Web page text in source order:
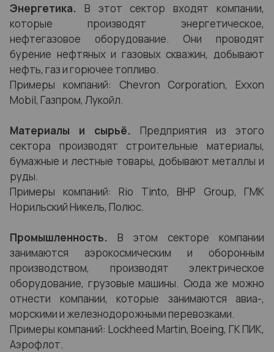
Энергетика. В этот сектор входят компании,
которые производят энергетическое,
нефтегазовое оборудование. Они проводят
бурение нефтяных и газовых скважин, добывают
нефть, газ и горючее топливо.
Примеры компаний: Chevron Corporation, Exxon
Mobil, Газпром, Лукойл.
Материалы и сырьё. Предприятия из этого
сектора производят строительные материалы,
бумажные и лестные товары, добывают металлы и
руды.
Примеры компаний: Rio Tinto, BHP Group, ГМК
Норильский Никель, Полюс.
Промышленность. В этом секторе компании
занимаются аэрокосмическим и оборонным
производством, производят электрическое
оборудование, грузовые машины. Сюда же можно
отнести компании, которые занимаются авиа-,
морскими и железнодорожными перевозками.
Примеры компаний: Lockheed Martin, Boeing, ГК ПИК,
Аэрофлот.